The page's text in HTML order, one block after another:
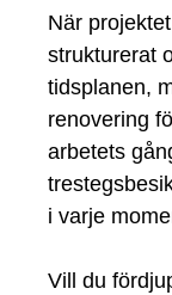
När
strukturerat
tidsplanen,
renovering
arbetets
i varje
Vill du